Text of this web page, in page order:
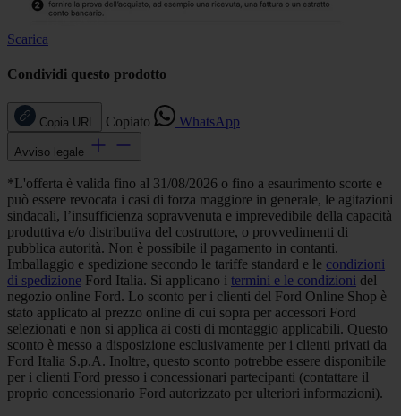
Scarica
Condividi questo prodotto
Copia URL Copiato WhatsApp
Avviso legale
*L'offerta è valida fino al 31/08/2026 o fino a esaurimento scorte e
può essere revocata i casi di forza maggiore in generale, le agitazioni
sindacali, l’insufficienza sopravvenuta e imprevedibile della capacità
produttiva e/o distributiva del costruttore, o provvedimenti di
pubblica autorità. Non è possibile il pagamento in contanti.
Imballaggio e spedizione secondo le tariffe standard e le condizioni
di spedizione Ford Italia. Si applicano i termini e le condizioni del
negozio online Ford. Lo sconto per i clienti del Ford Online Shop è
stato applicato al prezzo online di cui sopra per accessori Ford
selezionati e non si applica ai costi di montaggio applicabili. Questo
sconto è messo a disposizione esclusivamente per i clienti privati da
Ford Italia S.p.A. Inoltre, questo sconto potrebbe essere disponibile
per i clienti Ford presso i concessionari partecipanti (contattare il
proprio concessionario Ford autorizzato per ulteriori informazioni).